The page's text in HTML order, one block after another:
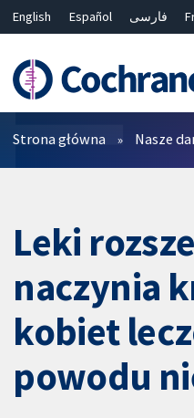
English Español فارسی
Bahasa Malaysia
ไทย
繁體
简体中文
Filtry
Strona główna Nasze
Leki
naczynia
kobiet
powodu